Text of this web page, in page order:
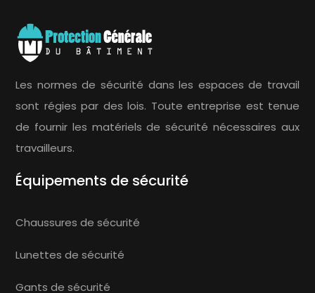
Les normes de sécurité dans les espaces de travail
sont régies par des lois. Toute entreprise est tenue
de fournir les matériels de sécurité nécessaires aux
travailleurs.
Équipements de sécurité
Chaussures de sécurité
Lunettes de sécurité
Gants de sécurité